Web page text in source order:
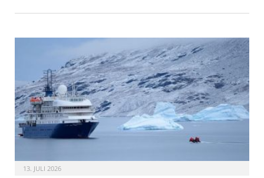
13. JULI 2026